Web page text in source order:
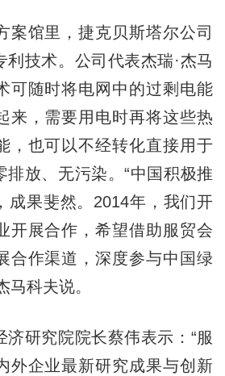
馆里，捷克贝斯塔尔公司
利技术。公司代表杰瑞·杰马
可随时将电网中的过剩电能
来，需要用电时再将这些热
，也可以不经转化直接用于
排放、无污染。“中国积极推
成果斐然。2014年，我们开
开展合作，希望借助服贸会
合作渠道，深度参与中国绿
马科夫说。
研究院院长蔡伟表示：“服
外企业最新研究成果与创新